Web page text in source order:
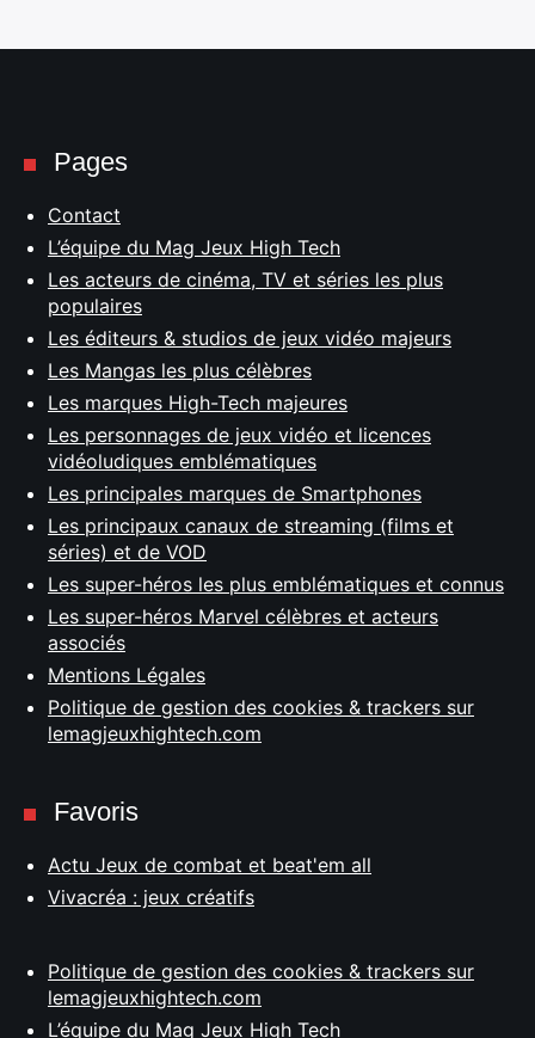
Pages
Contact
L’équipe du Mag Jeux High Tech
Les acteurs de cinéma, TV et séries les plus
populaires
Les éditeurs & studios de jeux vidéo majeurs
Les Mangas les plus célèbres
Les marques High-Tech majeures
Les personnages de jeux vidéo et licences
vidéoludiques emblématiques
Les principales marques de Smartphones
Les principaux canaux de streaming (films et
séries) et de VOD
Les super-héros les plus emblématiques et connus
Les super-héros Marvel célèbres et acteurs
associés
Mentions Légales
Politique de gestion des cookies & trackers sur
lemagjeuxhightech.com
Favoris
Actu Jeux de combat et beat'em all
Vivacréa : jeux créatifs
Politique de gestion des cookies & trackers sur
lemagjeuxhightech.com
L’équipe du Mag Jeux High Tech